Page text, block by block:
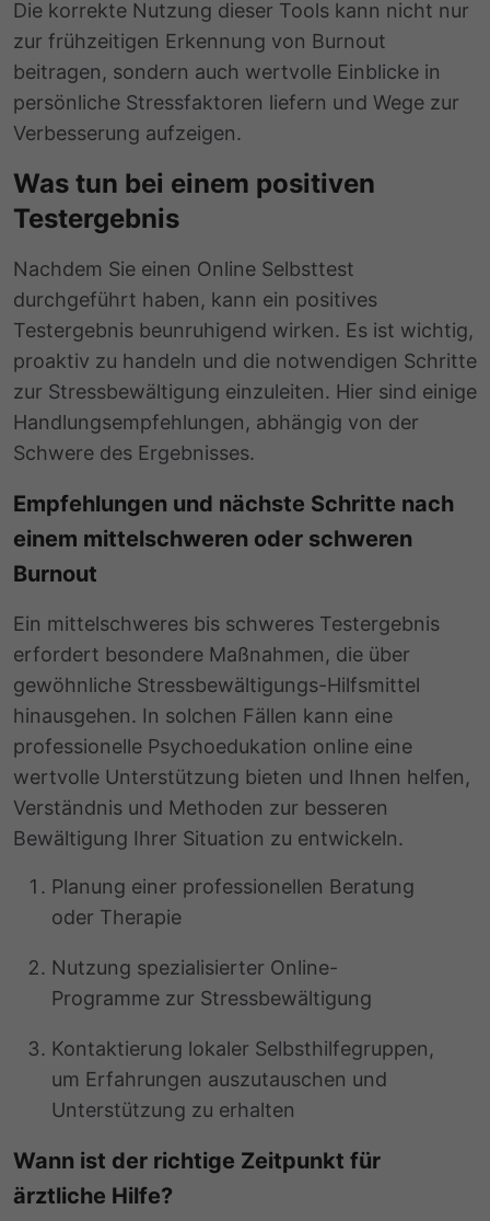
Die korrekte Nutzung dieser Tools kann nicht nur
zur frühzeitigen Erkennung von Burnout
beitragen, sondern auch wertvolle Einblicke in
persönliche Stressfaktoren liefern und Wege zur
Verbesserung aufzeigen.
Was tun bei einem positiven
Testergebnis
Nachdem Sie einen Online Selbsttest
durchgeführt haben, kann ein positives
Testergebnis beunruhigend wirken. Es ist wichtig,
proaktiv zu handeln und die notwendigen Schritte
zur Stressbewältigung einzuleiten. Hier sind einige
Handlungsempfehlungen, abhängig von der
Schwere des Ergebnisses.
Empfehlungen und nächste Schritte nach
einem mittelschweren oder schweren
Burnout
Ein mittelschweres bis schweres Testergebnis
erfordert besondere Maßnahmen, die über
gewöhnliche Stressbewältigungs-Hilfsmittel
hinausgehen. In solchen Fällen kann eine
professionelle Psychoedukation online eine
wertvolle Unterstützung bieten und Ihnen helfen,
Verständnis und Methoden zur besseren
Bewältigung Ihrer Situation zu entwickeln.
Planung einer professionellen Beratung
oder Therapie
Nutzung spezialisierter Online-
Programme zur Stressbewältigung
Kontaktierung lokaler Selbsthilfegruppen,
um Erfahrungen auszutauschen und
Unterstützung zu erhalten
Wann ist der richtige Zeitpunkt für
ärztliche Hilfe?